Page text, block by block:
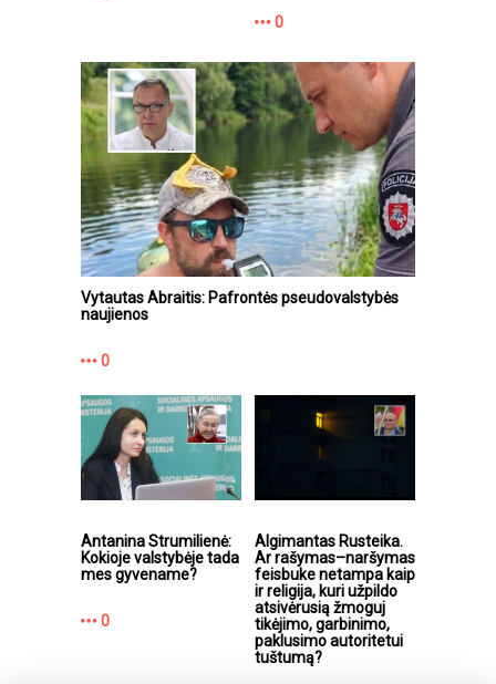
0
Vytautas Abraitis: Pafrontės pseudovalstybės
naujienos
0
Antanina Strumilienė:
Kokioje valstybėje tada
mes gyvename?
0
Algimantas Rusteika. ​
Ar rašymas–naršymas
feisbuke netampa kaip
ir religija, kuri užpildo
atsivėrusią žmoguj
tikėjimo, garbinimo,
paklusimo autoritetui
tuštumą?